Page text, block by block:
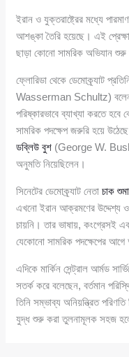
ইরান ও যুক্তরাষ্ট্রের মধ্যে
আশঙ্কা তৈরি হয়েছে। এই
ছাড়া কোনো সামরিক অভিযান শুরু
ফ্লোরিডা থেকে ডেমোক্র্যাট
Wasserman Schultz) বলেন,
পরিষ্কারভাবে ব্যাখ্যা করতে
সামরিক পদক্ষেপ জরুরি হয়ে
ডব্লিউ বুশ (George W.
অনুমতি নিয়েছিলেন।
সিনেটের ডেমোক্র্যাট নেতাচাক
এখনো ইরান আক্রমণের উদ্দেশ্য
চায়নি। তার ভাষায়, কংগ্রেসই
যেকোনো সামরিক পদক্ষেপের
এদিকে মার্কিন সেন্ট্রাল আর্মড
সতর্ক করে বলেছেন, বর্তমান
তিনি সম্ভাব্য অনিয়ন্ত্রিত
যুদ্ধ শুরু করা তুলনামূলক সহজ